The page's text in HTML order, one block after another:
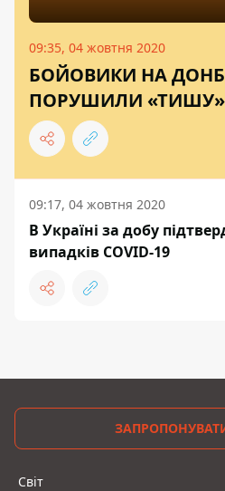
09:35, 04 жовтня 2020
БОЙОВИКИ НА
ПОРУШИЛИ
09:17, 04 жовтня 2020
В Україні за добу
випадків COVID-19
Світ